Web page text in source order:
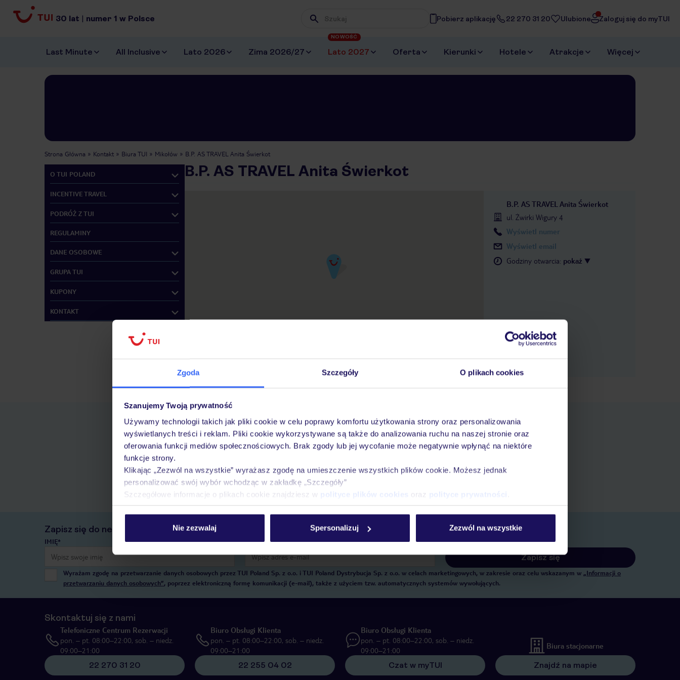
Zgoda Szczegóły O plikach cookies
Szanujemy Twoją prywatność
Używamy technologii takich jak pliki cookie w celu poprawy komfortu użytkowania strony oraz personalizowania
wyświetlanych treści i reklam. Pliki cookie wykorzystywane są także do analizowania ruchu na naszej stronie oraz
oferowania funkcji mediów społecznościowych. Brak zgody lub jej wycofanie może negatywnie wpłynąć na niektóre
funkcje strony.
Klikając „Zezwól na wszystkie” wyrażasz zgodę na umieszczenie wszystkich plików cookie. Możesz jednak
personalizować swój wybór wchodząc w zakładkę „Szczegóły”
Szczegółowe informacje o plikach cookie znajdziesz w polityce plików cookies oraz polityce prywatności
Nie zezwalaj Spersonalizuj Zezwól na wszystkie
30 lat | numer 1 w Polsce Wpisz frazę, której szukasz
Pobierz aplikację 22 270 31 20 Ulubione Zaloguj się do myTUI
Last Minute All Inclusive Lato 2026 Zima 2026/27 Lato 2027
NOWOŚĆ
Oferta Kierunki Hotele Atrakcje Więcej
Strona Główna Kontakt Biura TUI Mikołów B.P. AS TRAVEL Anita Świerkot
O TUI POLAND
INCENTIVE TRAVEL
PODRÓŻ Z TUI
REGULAMINY
DANE OSOBOWE
GRUPA TUI
KUPONY
KONTAKT
B.P. AS TRAVEL Anita Świerkot
B.P. AS TRAVEL Anita Świerkot
ul. Żwirki Wigury 4
Wyświetl numer
Wyświetl email
Godziny otwarcia: pokaż
Pobierz bezpłatną aplikację TUI
Szybkie wyszukiwanie i przeglądanie ofert
Lista ulubionych ofert i możliwość ich udostępniania
Historia wyszukiwań i ostatnio oglądanych ofert
Kontakt z TUI i wszystkie informacje o Twojej rezerwacji w myTUI
Zapisz się do newslettera
IMIĘ* E-MAIL*
Zapisz się
Wyrażam zgodę na przetwarzanie danych osobowych przez TUI Poland Sp. z o.o. i TUI Poland Dystrybucja Sp. z o.o. w celach marketingowych, w zakresie oraz celu wskazanym w „Informacji o
przetwarzaniu danych osobowych”, poprzez elektroniczną formę komunikacji (e-mail), także z użyciem tzw. automatycznych systemów wywołujących.
Skontaktuj się z nami
Telefoniczne Centrum Rezerwacji
pon. – pt. 08:00–22:00, sob. – niedz.
09:00–21:00
22 270 31 20
Biuro Obsługi Klienta
pon. – pt. 08:00–22:00, sob. – niedz.
09:00–21:00
22 255 04 02
Biuro Obsługi Klienta
pon. – pt. 08:00–22:00, sob. – niedz.
09:00–21:00
Czat w myTUI
Biura stacjonarne
Znajdź na mapie